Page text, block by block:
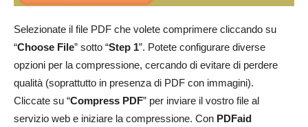
Selezionate il file PDF che volete comprimere cliccando su
“Choose File” sotto “Step 1”. Potete configurare diverse
opzioni per la compressione, cercando di evitare di perdere
qualità (soprattutto in presenza di PDF con immagini).
Cliccate su “Compress PDF” per inviare il vostro file al
servizio web e iniziare la compressione. Con PDFaid